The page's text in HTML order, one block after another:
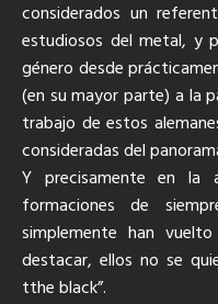
considerados un
estudiosos del metal, y
género desde
(en su mayor parte) a la
trabajo de estos
consideradas del
Y precisamente en la
formaciones de
simplemente han
destacar, ellos no se
tthe black”.